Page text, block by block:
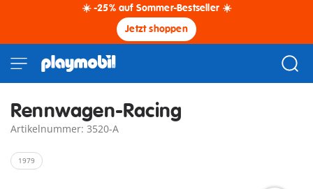
☀️ -25% auf Sommer-Bestseller ☀️
Jetzt shoppen
Rennwagen-Racing
Artikelnummer: 3520-A
1979